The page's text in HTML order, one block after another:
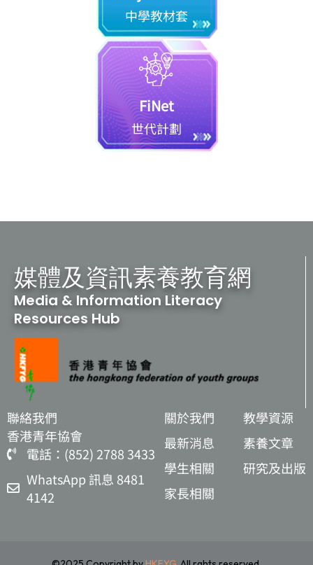
中學教材套
FiNet
世代計劃
媒體及資訊素養教育網
Media & Information Literacy
Resources Hub
聯絡我們
香港青年協會
電話：(852) 2788 3433
WhatsApp 訊息 8481
4142
關於我們
最新消息
學生相關
家長相關
教學資源
素養文章
研究及出版